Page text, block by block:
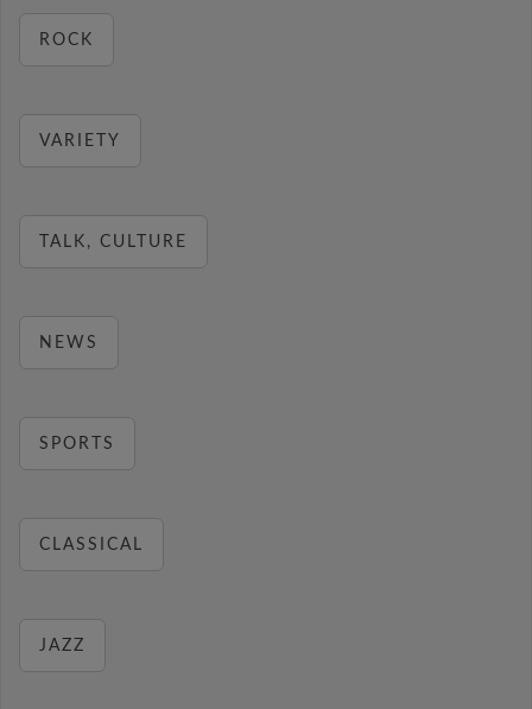
ROCK
VARIETY
TALK, CULTURE
NEWS
SPORTS
CLASSICAL
JAZZ